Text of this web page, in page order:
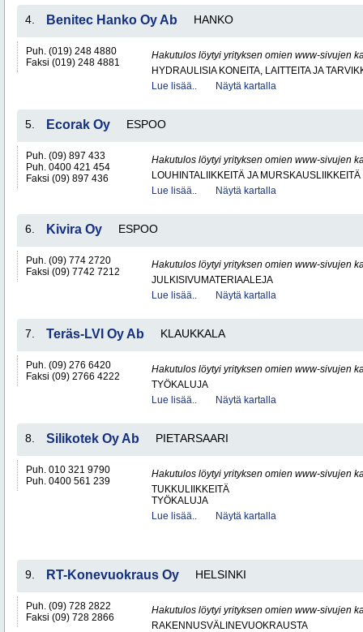
4. Benitec Hanko Oy Ab HANKO
Puh. (019) 248 4880
Faksi (019) 248 4881
Hakutulos löytyi yrityksen omien www-sivujen
HYDRAULISIA KONEITA, LAITTEITA JA
Lue lisää..
Näytä kartalla
5. Ecorak Oy ESPOO
Puh. (09) 897 433
Puh. 0400 421 454
Faksi (09) 897 436
Hakutulos löytyi yrityksen omien www-sivujen
LOUHINTALIIKKEITÄ JA MURSKAUSLIIKKEITÄ
Lue lisää..
Näytä kartalla
6. Kivira Oy ESPOO
Puh. (09) 774 2720
Faksi (09) 7742 7212
Hakutulos löytyi yrityksen omien www-sivujen
JULKISIVUMATERIAALEJA
Lue lisää..
Näytä kartalla
7. Teräs-LVI Oy Ab KLAUKKALA
Puh. (09) 276 6420
Faksi (09) 2766 4222
Hakutulos löytyi yrityksen omien www-sivujen
TYÖKALUJA
Lue lisää..
Näytä kartalla
8. Silikotek Oy Ab PIETARSAARI
Puh. 010 321 9790
Puh. 0400 561 239
Hakutulos löytyi yrityksen omien www-sivujen
TUKKULIIKKEITÄ
TYÖKALUJA
Lue lisää..
Näytä kartalla
9. RT-Konevuokraus Oy HELSINKI
Puh. (09) 728 2822
Faksi (09) 728 2866
Hakutulos löytyi yrityksen omien www-sivujen
RAKENNUSVÄLINEVUOKRAUSTA